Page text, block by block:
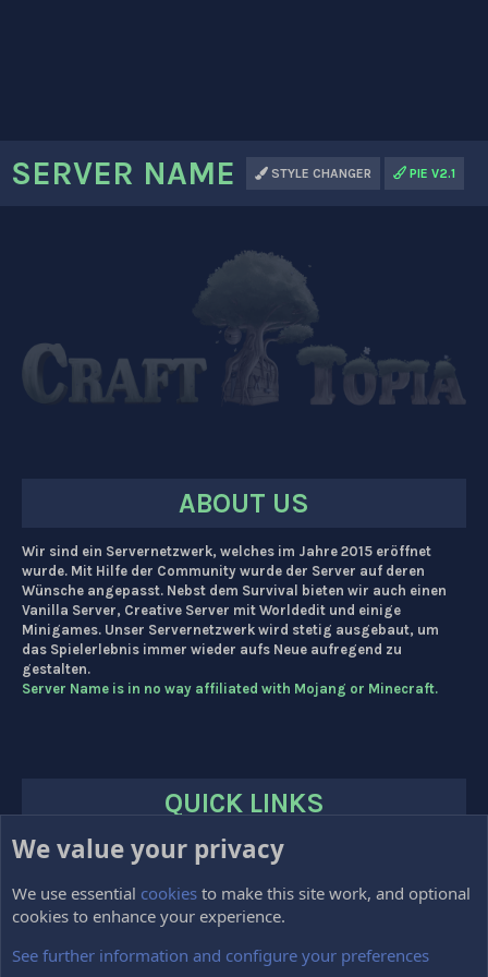
SERVER NAME STYLE CHANGER PIE V2.1
ABOUT US
Wir sind ein Servernetzwerk, welches im Jahre 2015 eröffnet
wurde. Mit Hilfe der Community wurde der Server auf deren
Wünsche angepasst. Nebst dem Survival bieten wir auch einen
Vanilla Server, Creative Server mit Worldedit und einige
Minigames. Unser Servernetzwerk wird stetig ausgebaut, um
das Spielerlebnis immer wieder aufs Neue aufregend zu
gestalten.
Server Name is in no way affiliated with Mojang or Minecraft.
QUICK LINKS
HOME
FORUMS
Impressum
Kontakt
We value your privacy
We use essential cookies to make this site work, and optional
cookies to enhance your experience.
See further information and configure your preferences